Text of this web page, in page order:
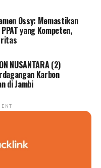
Ossy: Memastikan
yang Kompeten,
NUSANTARA (2)
Karbon
di Jambi